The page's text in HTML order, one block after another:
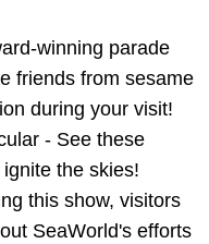
winning parade
friends from sesame
during your visit!
- See these
the skies!
this show, visitors
SeaWorld's efforts